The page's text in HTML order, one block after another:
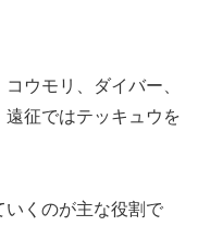
ウモリ、ダイバー、
征ではテッキュウを
いくのが主な役割で